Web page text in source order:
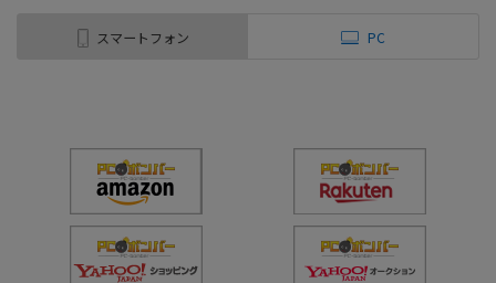
スマートフォン PC